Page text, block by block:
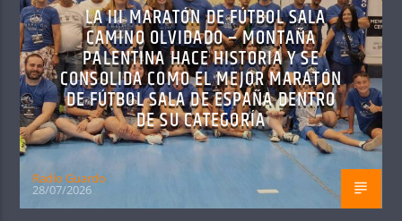
LA III MARATÓN DE FÚTBOL SALA
CAMINO OLVIDADO – MONTAÑA
PALENTINA HACE HISTORIA Y SE
CONSOLIDA COMO EL MEJOR MARATÓN
DE FÚTBOL SALA DE ESPAÑA DENTRO
DE SU CATEGORÍA
Radio Guardo
28/07/2026